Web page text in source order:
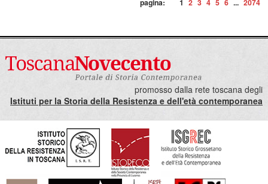
pagina: 1 2 3 4 5 6 ... 2074
promosso dalla rete toscana degli
Istituti per la Storia della Resistenza e dell'età contemporanea